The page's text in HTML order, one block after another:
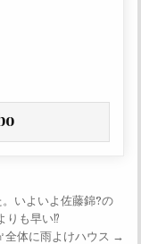
いよいよ佐藤錦?の
りも早い⁉
全体に雨よけハウス →